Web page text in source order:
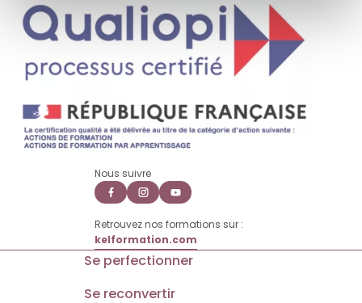
Nous suivre
Retrouvez nos formations sur :
kelformation.com
Se perfectionner
Se reconvertir